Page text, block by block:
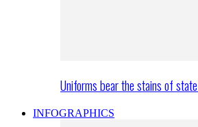
Uniforms bear the stains of
INFOGRAPHICS